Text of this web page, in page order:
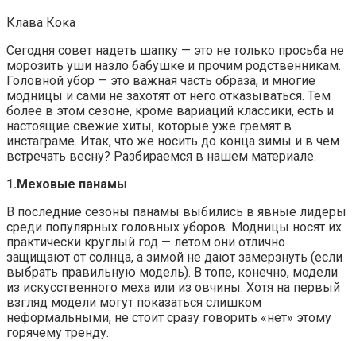
Клава Кока
Сегодня совет надеть шапку — это не только просьба не
морозить уши назло бабушке и прочим родственникам.
Головной убор — это важная часть образа, и многие
модницы и сами не захотят от него отказываться. Тем
более в этом сезоне, кроме вариаций классики, есть и
настоящие свежие хиты, которые уже гремят в
инстаграме. Итак, что же носить до конца зимы и в чем
встречать весну? Разбираемся в нашем материале.
1.Меховые панамы
В последние сезоны панамы выбились в явные лидеры
среди популярных головных уборов. Модницы носят их
практически круглый год — летом они отлично
защищают от солнца, а зимой не дают замерзнуть (если
выбрать правильную модель). В топе, конечно, модели
из искусственного меха или из овчины. Хотя на первый
взгляд модели могут показаться слишком
неформальными, не стоит сразу говорить «нет» этому
горячему тренду.